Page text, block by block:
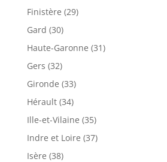
Finistère (29)
Gard (30)
Haute-Garonne (31)
Gers (32)
Gironde (33)
Hérault (34)
Ille-et-Vilaine (35)
Indre et Loire (37)
Isère (38)